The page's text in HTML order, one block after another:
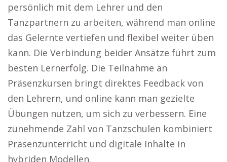
persönlich mit dem Lehrer und den
Tanzpartnern zu arbeiten, während man online
das Gelernte vertiefen und flexibel weiter üben
kann. Die Verbindung beider Ansätze führt zum
besten Lernerfolg. Die Teilnahme an
Präsenzkursen bringt direktes Feedback von
den Lehrern, und online kann man gezielte
Übungen nutzen, um sich zu verbessern. Eine
zunehmende Zahl von Tanzschulen kombiniert
Präsenzunterricht und digitale Inhalte in
hybriden Modellen.